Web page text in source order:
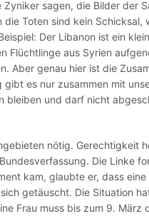
sagen, die Bilder der
die Toten sind kein
Der Libanon ist ein
Flüchtlinge aus Syrien
Aber genau hier ist die
es nur zusammen mit
bleiben und darf nicht
nötig. Gerechtigkeit
Die Linke
kam, glaubte er, dass
getäuscht. Die Situation
Frau muss bis zum 9. März